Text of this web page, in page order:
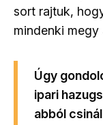
sort rajtuk,
mindenki megy
Úgy
ipari
abból